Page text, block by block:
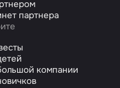
партнера
компании